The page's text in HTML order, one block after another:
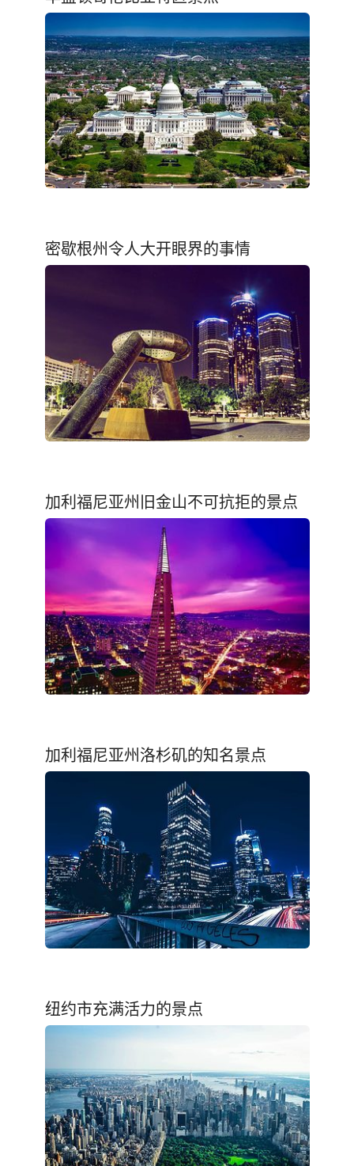
密歇根州令人大开眼界的事情
加利福尼亚州旧金山不可抗拒的景点
加利福尼亚州洛杉矶的知名景点
纽约市充满活力的景点